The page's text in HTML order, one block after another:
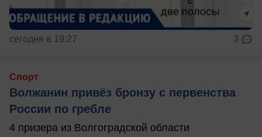
сегодня в 19:27 3
Спорт
Волжанин привёз бронзу с первенства
России по гребле
4 призера из Волгоградской области